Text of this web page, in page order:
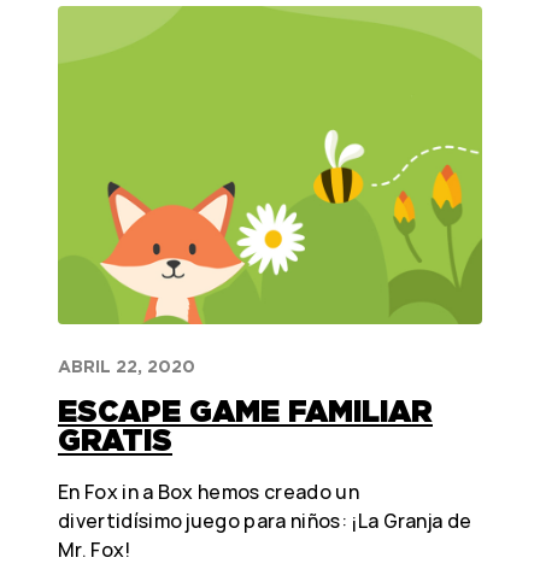
ABRIL 22, 2020
ESCAPE GAME FAMILIAR
GRATIS
En Fox in a Box hemos creado un
divertidísimo juego para niños: ¡La Granja de
Mr. Fox!